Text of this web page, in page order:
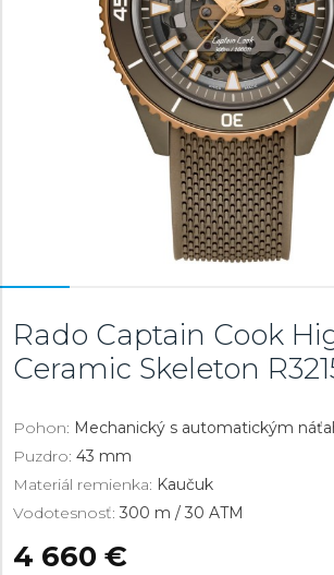
Rado Captain Cook
Ceramic Skeleton
Pohon: Mechanický s automatickým
Puzdro: 43 mm
Materiál remienka: Kaučuk
Vodotesnosť: 300 m / 30 ATM
4 660 €